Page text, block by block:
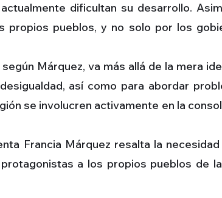
dificultan su desarrollo.
propios pueblos, y no solo por los
Márquez, va más allá de la mera
así como para abordar
se involucren activamente en la
Francia Márquez resalta la
a los propios pueblos de